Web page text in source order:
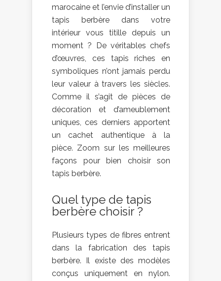
marocaine et l’envie d’installer un
tapis berbère dans votre
intérieur vous titille depuis un
moment ? De véritables chefs
d’œuvres, ces tapis riches en
symboliques n’ont jamais perdu
leur valeur à travers les siècles.
Comme il s’agit de pièces de
décoration et d’ameublement
uniques, ces derniers apportent
un cachet authentique à la
pièce. Zoom sur les meilleures
façons pour bien choisir son
tapis berbère.
Quel type de tapis
berbère choisir ?
Plusieurs types de fibres entrent
dans la fabrication des tapis
berbère. Il existe des modèles
conçus uniquement en nylon.